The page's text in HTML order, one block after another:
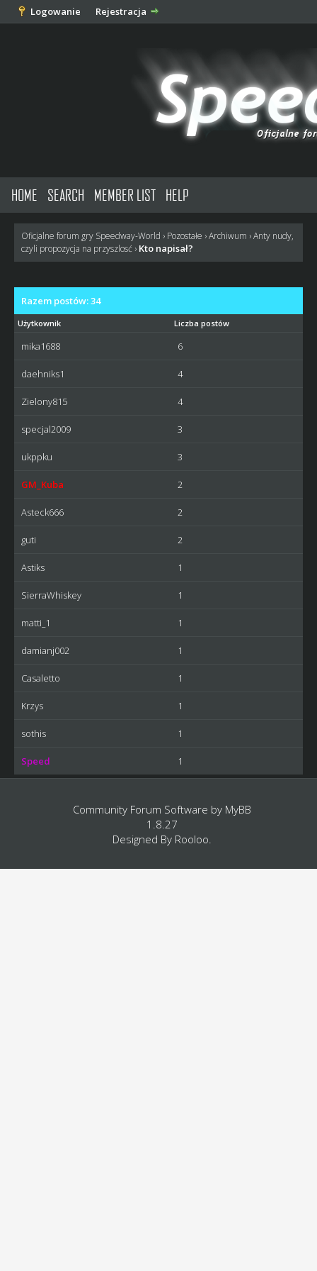
Logowanie Rejestracja
HOME SEARCH MEMBER LIST HELP
Oficjalne forum gry Speedway-World › Pozostałe ›Archiwum ›Anty nudy,
czyli propozycja na przyszlosć › Kto napisał?
Razem postów: 34
Użytkownik Liczba postów
mika1688 6
daehniks1 4
Zielony815 4
specjal2009 3
ukppku 3
GM_Kuba 2
Asteck666 2
guti 2
Astiks 1
SierraWhiskey 1
matti_1 1
damianj002 1
Casaletto 1
Krzys 1
sothis 1
Speed 1
Community Forum Software by MyBB
1.8.27
Designed By Rooloo.